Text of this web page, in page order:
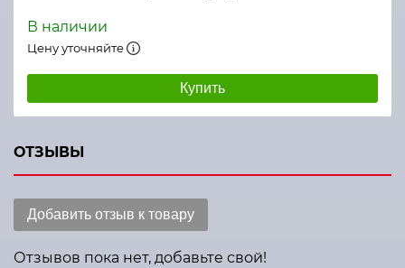
В наличии
Цену уточняйте
Купить
ОТЗЫВЫ
Добавить отзыв к товару
Отзывов пока нет, добавьте свой!